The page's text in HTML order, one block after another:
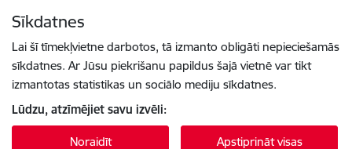
Sīkdatnes
Lai šī tīmekļvietne darbotos, tā izmanto obligāti nepieciešamās
sīkdatnes. Ar Jūsu piekrišanu papildus šajā vietnē var tikt
izmantotas statistikas un sociālo mediju sīkdatnes.
Lūdzu, atzīmējiet savu izvēli:
Noraidīt Apstiprināt visas
1 / 5